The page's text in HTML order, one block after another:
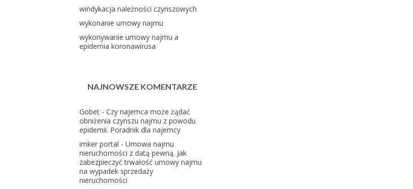
windykacja należności czynszowych
wykonanie umowy najmu
wykonywanie umowy najmu a
epidemia koronawirusa
NAJNOWSZE KOMENTARZE
Gobet - Czy najemca może żądać
obniżenia czynszu najmu z powodu
epidemii. Poradnik dla najemcy
imker portal - Umowa najmu
nieruchomości z datą pewną. Jak
zabezpieczyć trwałość umowy najmu
na wypadek sprzedaży
nieruchomości